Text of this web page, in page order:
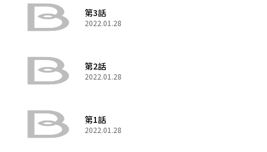
第3話
2022.01.28
第2話
2022.01.28
第1話
2022.01.28